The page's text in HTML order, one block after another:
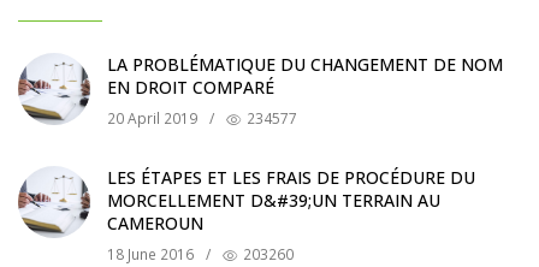
LA PROBLÉMATIQUE DU CHANGEMENT DE NOM
EN DROIT COMPARÉ
20 April 2019 / 234577
LES ÉTAPES ET LES FRAIS DE PROCÉDURE DU
MORCELLEMENT D&#39;UN TERRAIN AU
CAMEROUN
18 June 2016 / 203260